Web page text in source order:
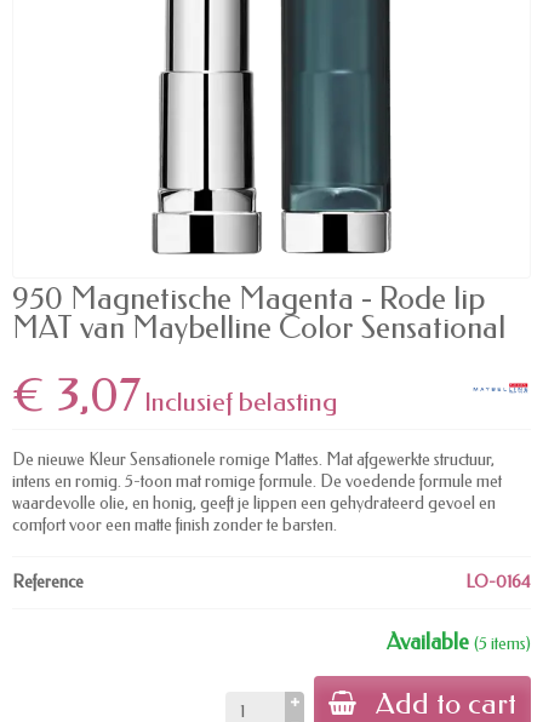
950 Magnetische Magenta - Rode lip
MAT van Maybelline Color Sensational
€ 3,07Inclusief belasting
De nieuwe Kleur Sensationele romige Mattes. Mat afgewerkte structuur,
intens en romig. 5-toon mat romige formule. De voedende formule met
waardevolle olie, en honig, geeft je lippen een gehydrateerd gevoel en
comfort voor een matte finish zonder te barsten.
Reference LO-0164
Available (5 items)
Add to cart